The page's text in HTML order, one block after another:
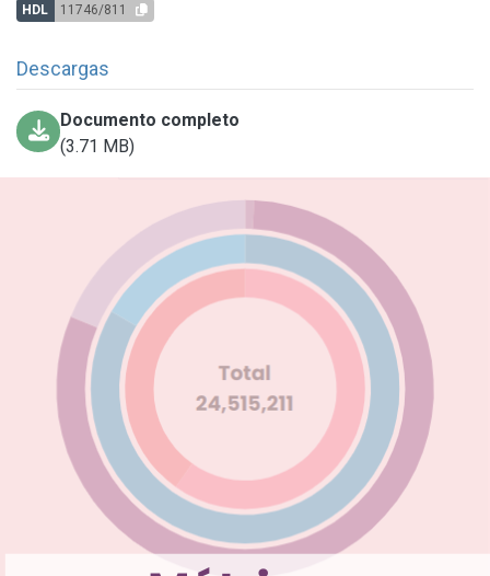
HDL 11746/811
Descargas
Documento completo
(3.71 MB)